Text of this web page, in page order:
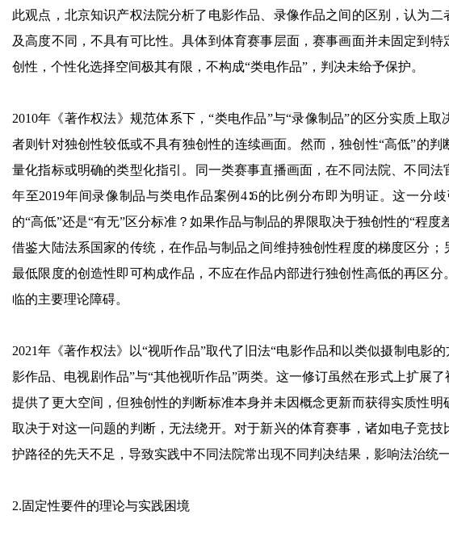
此观点，北京知识产权法院分析了电影作品、录像作品之间的区别，认为
及高度不同，不具有可比性。具体到体育赛事层面，赛事画面并未固定到
创性，个性化选择空间极其有限，不构成“类电作品”，判决未给予保护。
2010年《著作权法》规范体系下，“类电作品”与“录像制品”的区分实质上
者则针对独创性较低或不具有独创性的连续画面。然而，独创性“高低”的
量化指标或明确的类型化指引。同一类赛事直播画面，在不同法院、不同
年至2019年间录像制品与类电作品案例4∶6的比例分布即为明证。这一分
的“高低”还是“有无”区分标准？如果作品与制品的界限取决于独创性的“程
借鉴大陆法系国家的传统，在作品与制品之间维持独创性程度的梯度区分
最低限度的创造性即可构成作品，不应在作品内部进行独创性高低的再区
临的主要理论障碍。
2021年《著作权法》以“视听作品”取代了旧法“电影作品和以类似摄制电影
影作品、电视剧作品”与“其他视听作品”两类。这一修订虽然在形式上扩展
提供了更大空间，但独创性的判断标准本身并未因概念更新而获得实质性
取决于对这一问题的判断，无法绕开。对于新兴的体育赛事，诸如电子竞
护路径的先天不足，导致实践中不同法院常出现不同判决结果，影响法治统
2.固定性要件的理论与实践困境